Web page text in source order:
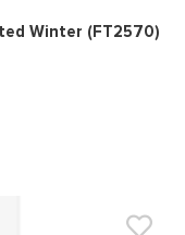
0Winter (FT2570)